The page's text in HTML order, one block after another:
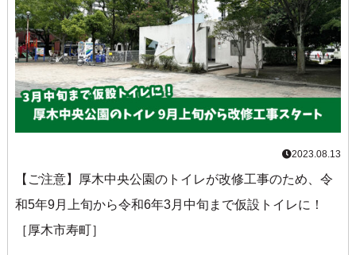
2023.08.13
【ご注意】厚木中央公園のトイレが改修工事のため、令
和5年9月上旬から令和6年3月中旬まで仮設トイレに！
［厚木市寿町］